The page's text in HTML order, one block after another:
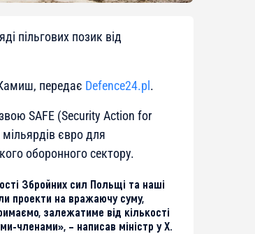
пільгових позик від
передає Defence24.pl .
SAFE (Security Action for
євро для
оборонного сектору.
Збройних сил Польщі та наші
проекти на вражаючу суму,
залежатиме від кількості
членами», – написав міністр у X.